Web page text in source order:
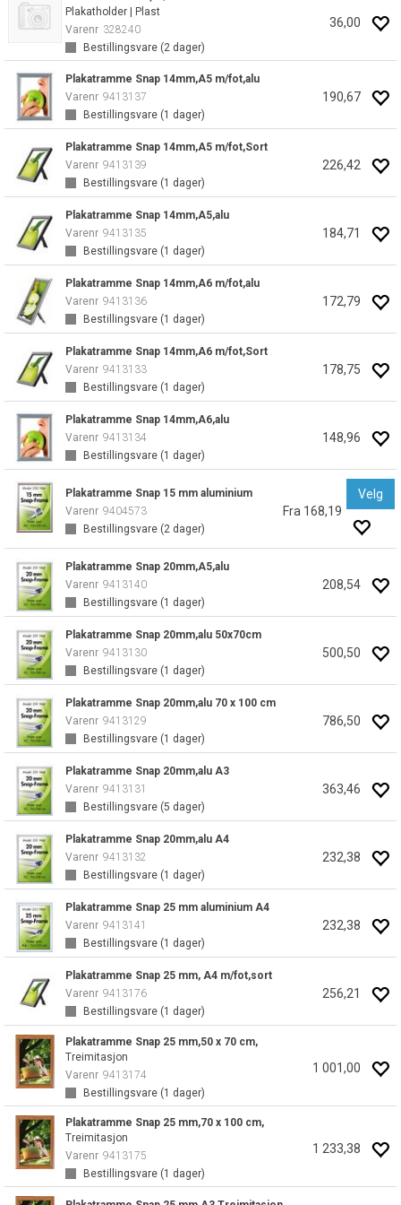
Plakatholder | Plast
Varenr 328240
Bestillingsvare (2 dager)
36,00
Plakatramme Snap 14mm,A5 m/fot,alu
Varenr 9413137
Bestillingsvare (1 dager)
190,67
Plakatramme Snap 14mm,A5 m/fot,Sort
Varenr 9413139
Bestillingsvare (1 dager)
226,42
Plakatramme Snap 14mm,A5,alu
Varenr 9413135
Bestillingsvare (1 dager)
184,71
Plakatramme Snap 14mm,A6 m/fot,alu
Varenr 9413136
Bestillingsvare (1 dager)
172,79
Plakatramme Snap 14mm,A6 m/fot,Sort
Varenr 9413133
Bestillingsvare (1 dager)
178,75
Plakatramme Snap 14mm,A6,alu
Varenr 9413134
Bestillingsvare (1 dager)
148,96
Plakatramme Snap 15 mm aluminium
Varenr 9404573
Bestillingsvare (2 dager)
Fra 168,19
Velg
Plakatramme Snap 20mm,A5,alu
Varenr 9413140
Bestillingsvare (1 dager)
208,54
Plakatramme Snap 20mm,alu 50x70cm
Varenr 9413130
Bestillingsvare (1 dager)
500,50
Plakatramme Snap 20mm,alu 70 x 100 cm
Varenr 9413129
Bestillingsvare (1 dager)
786,50
Plakatramme Snap 20mm,alu A3
Varenr 9413131
Bestillingsvare (5 dager)
363,46
Plakatramme Snap 20mm,alu A4
Varenr 9413132
Bestillingsvare (1 dager)
232,38
Plakatramme Snap 25 mm aluminium A4
Varenr 9413141
Bestillingsvare (1 dager)
232,38
Plakatramme Snap 25 mm, A4 m/fot,sort
Varenr 9413176
Bestillingsvare (1 dager)
256,21
Plakatramme Snap 25 mm,50 x 70 cm,
Treimitasjon
Varenr 9413174
Bestillingsvare (1 dager)
1 001,00
Plakatramme Snap 25 mm,70 x 100 cm,
Treimitasjon
Varenr 9413175
Bestillingsvare (1 dager)
1 233,38